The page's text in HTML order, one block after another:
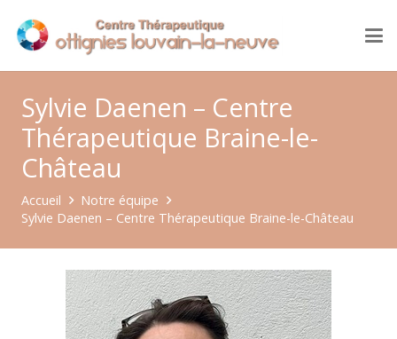
Sylvie Daenen – Centre
Thérapeutique Braine-le-
Château
Accueil
Notre équipe
Sylvie Daenen – Centre Thérapeutique Braine-le-Château